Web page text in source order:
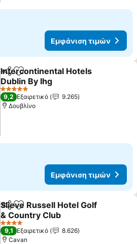
Εμφάνιση τιμών
Κοινοποίηση
Προσθήκη στα αγαπημένα
Intercontinental Hotels
Dublin By Ihg
Εμφάνιση τιμών
5 Αστέρια
9,2 Εξαιρετικό
9.265
Δουβλίνο
Εμφάνιση τιμών
Κοινοποίηση
Προσθήκη στα αγαπημένα
Slieve Russell Hotel Golf
& Country Club
Εμφάνιση τιμών
4 Αστέρια
9,1 Εξαιρετικό
8.626
Cavan